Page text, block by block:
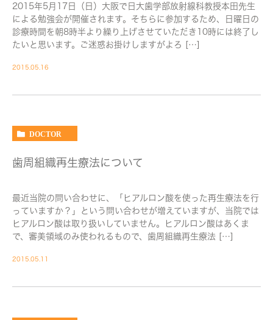
2015年5月17日（日）大阪で日大歯学部放射線科教授本田先生
による勉強会が開催されます。そちらに参加するため、日曜日の
診療時間を朝8時半より繰り上げさせていただき10時には終了し
たいと思います。ご迷惑お掛けしますがよろ […]
2015.05.16
DOCTOR
歯周組織再生療法について
最近当院の問い合わせに、「ヒアルロン酸を使った再生療法を行
っていますか？」という問い合わせが増えていますが、当院では
ヒアルロン酸は取り扱いしていません。ヒアルロン酸はあくま
で、審美領域のみ使われるもので、歯周組織再生療法 […]
2015.05.11